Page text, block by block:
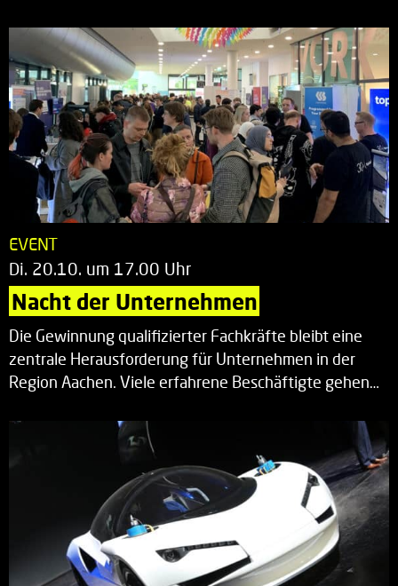
EVENT
Di. 20.10. um 17.00 Uhr
Nacht der Unternehmen
Die Gewinnung qualifizierter Fachkräfte bleibt eine
zentrale Herausforderung für Unternehmen in der
Region Aachen. Viele erfahrene Beschäftigte gehen…